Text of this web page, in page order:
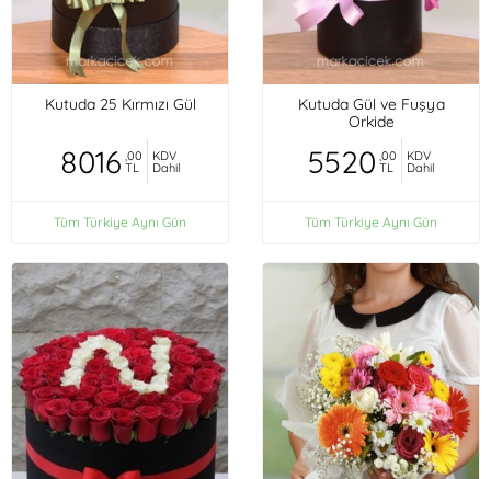
Kutuda 25 Kırmızı Gül
8016 ,00
TL
KDV
Dahil
Tüm Türkiye Aynı Gün
Kutuda Gül ve Fuşya
Orkide
5520 ,00
TL
KDV
Dahil
Tüm Türkiye Aynı Gün